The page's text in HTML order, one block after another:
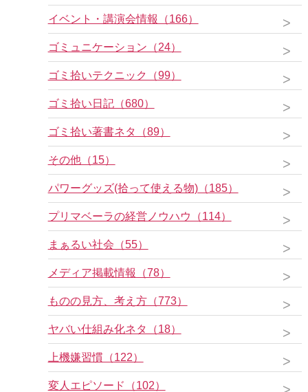
イベント・講演会情報（166）
ゴミュニケーション（24）
ゴミ拾いテクニック（99）
ゴミ拾い日記（680）
ゴミ拾い著書ネタ（89）
その他（15）
パワーグッズ(拾って使える物)（185）
プリマベーラの経営ノウハウ（114）
まぁるい社会（55）
メディア掲載情報（78）
ものの見方、考え方（773）
ヤバい仕組み化ネタ（18）
上機嫌習慣（122）
変人エピソード（102）